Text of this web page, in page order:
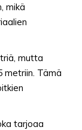
mikä
mutta
metriin. Tämä
tarjoaa